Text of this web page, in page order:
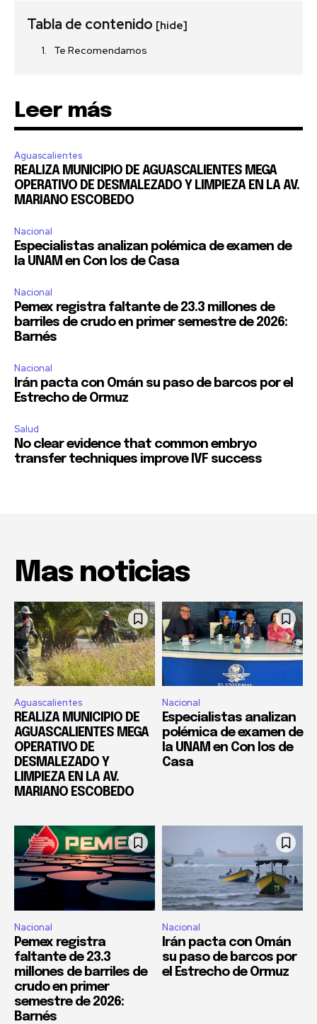
Tabla de contenido [hide]
Te Recomendamos
Leer más
Aguascalientes
REALIZA MUNICIPIO DE AGUASCALIENTES MEGA
OPERATIVO DE DESMALEZADO Y LIMPIEZA EN LA AV.
MARIANO ESCOBEDO
Nacional
Especialistas analizan polémica de examen de
la UNAM en Con los de Casa
Nacional
Pemex registra faltante de 23.3 millones de
barriles de crudo en primer semestre de 2026:
Barnés
Nacional
Irán pacta con Omán su paso de barcos por el
Estrecho de Ormuz
Salud
No clear evidence that common embryo
transfer techniques improve IVF success
Mas noticias
Aguascalientes
REALIZA MUNICIPIO DE
AGUASCALIENTES MEGA
OPERATIVO DE
DESMALEZADO Y
LIMPIEZA EN LA AV.
MARIANO ESCOBEDO
Nacional
Especialistas analizan
polémica de examen de
la UNAM en Con los de
Casa
Nacional
Pemex registra
faltante de 23.3
millones de barriles de
crudo en primer
semestre de 2026:
Barnés
Nacional
Irán pacta con Omán
su paso de barcos por
el Estrecho de Ormuz